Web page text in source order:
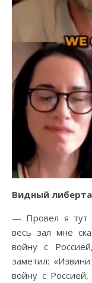
Видный
— Провел я тут
весь зал мне
войну с
заметил:
войну с